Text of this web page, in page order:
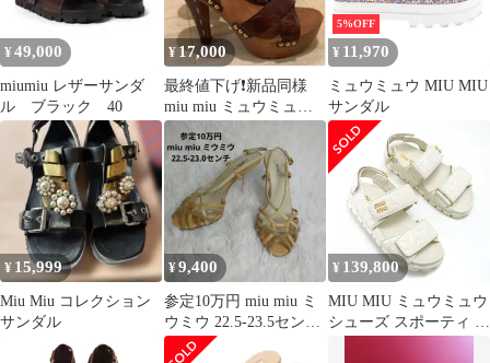
¥ 49,000
miumiu レザーサンダ
ル ブラック 40
¥17,000
最終値下げ❗️新品同様
miu miu ミュウミュウ
サンダル
5%OFF
¥ 11,970
ミュウミュウ MIU MIU
サンダル
¥ 15,999
Miu Miu コレクション
サンダル
¥9,400
参定10万円 miu miu ミ
ウミウ 22.5-23.5センチ
相当 サンダル
¥ 139,800
MIU MIU ミュウミュウ
シューズ スポーティ マ